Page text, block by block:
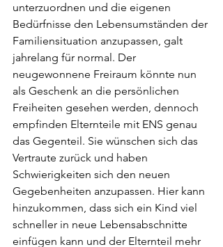
unterzuordnen und die eigenen
Bedürfnisse den Lebensumständen der
Familiensituation anzupassen, galt
jahrelang für normal. Der
neugewonnene Freiraum könnte nun
als Geschenk an die persönlichen
Freiheiten gesehen werden, dennoch
empfinden Elternteile mit ENS genau
das Gegenteil. Sie wünschen sich das
Vertraute zurück und haben
Schwierigkeiten sich den neuen
Gegebenheiten anzupassen. Hier kann
hinzukommen, dass sich ein Kind viel
schneller in neue Lebensabschnitte
einfügen kann und der Elternteil mehr